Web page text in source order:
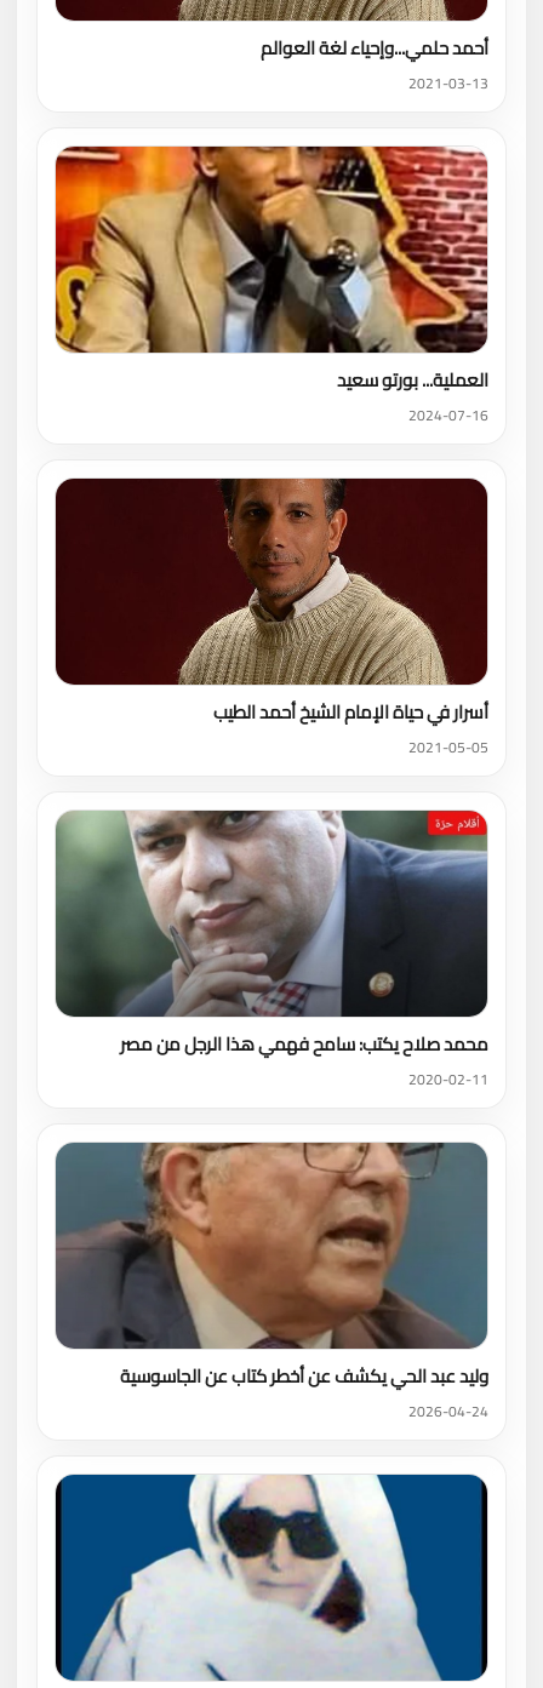
أحمد حلمي...وإحياء لغة العوالم
2021-03-13
العملية... بورتو سعيد
2024-07-16
أسرار في حياة الإمام الشيخ أحمد الطيب
2021-05-05
محمد صلاح يكتب: سامح فهمي هذا الرجل من مصر
2020-02-11
وليد عبد الحي يكشف عن أخطر كتاب عن الجاسوسية
2026-04-24